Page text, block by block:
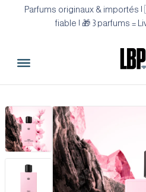
Parfums originaux &
fiable | 🎁 3 parfums =